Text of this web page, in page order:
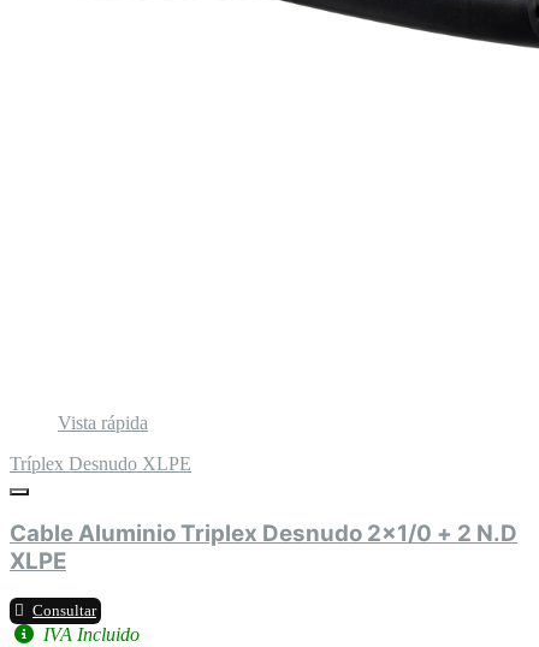
Vista rápida
Tríplex Desnudo XLPE
Cable Aluminio Triplex Desnudo 2x1/0 + 2 N.D
XLPE
Consultar
IVA Incluido